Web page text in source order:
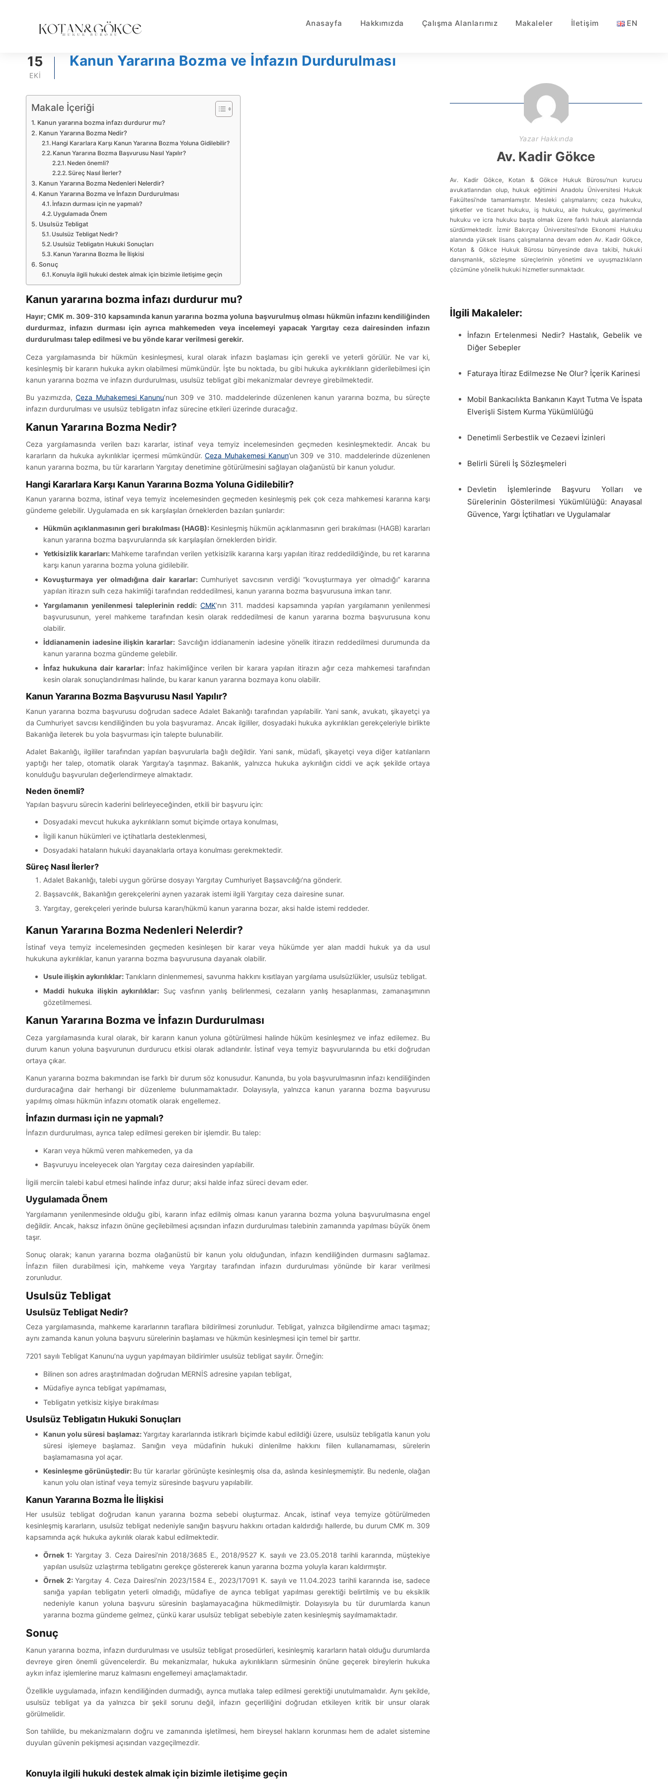
Anasayfa Hakkımızda Çalışma Alanlarımız Makaleler İletişim EN
15
EKI
Kanun Yararına Bozma ve İnfazın Durdurulması
Makale İçeriği
Kanun yararına bozma infazı durdurur mu?
Kanun Yararına Bozma Nedir?
Hangi Kararlara Karşı Kanun Yararına Bozma Yoluna Gidilebilir?
Kanun Yararına Bozma Başvurusu Nasıl Yapılır?
Neden önemli?
Süreç Nasıl İlerler?
Kanun Yararına Bozma Nedenleri Nelerdir?
Kanun Yararına Bozma ve İnfazın Durdurulması
İnfazın durması için ne yapmalı?
Uygulamada Önem
Usulsüz Tebligat
Usulsüz Tebligat Nedir?
Usulsüz Tebligatın Hukuki Sonuçları
Kanun Yararına Bozma İle İlişkisi
Sonuç
Konuyla ilgili hukuki destek almak için bizimle iletişime geçin
Kanun yararına bozma infazı durdurur mu?
Hayır; CMK m. 309-310 kapsamında kanun yararına bozma yoluna başvurulmuş olması hükmün infazını kendiliğinden
durdurmaz, infazın durması için ayrıca mahkemeden veya incelemeyi yapacak Yargıtay ceza dairesinden infazın
durdurulması talep edilmesi ve bu yönde karar verilmesi gerekir.
Ceza yargılamasında bir hükmün kesinleşmesi, kural olarak infazın başlaması için gerekli ve yeterli görülür. Ne var ki,
kesinleşmiş bir kararın hukuka aykırı olabilmesi mümkündür. İşte bu noktada, bu gibi hukuka aykırılıkların giderilebilmesi için
kanun yararına bozma ve infazın durdurulması, usulsüz tebligat gibi mekanizmalar devreye girebilmektedir.
Bu yazımızda,Ceza Muhakemesi Kanunu’nun 309 ve 310. maddelerinde düzenlenen kanun yararına bozma, bu süreçte
infazın durdurulması ve usulsüz tebligatın infaz sürecine etkileri üzerinde duracağız.
Kanun Yararına Bozma Nedir?
Ceza yargılamasında verilen bazı kararlar, istinaf veya temyiz incelemesinden geçmeden kesinleşmektedir. Ancak bu
kararların da hukuka aykırılıklar içermesi mümkündür.Ceza Muhakemesi Kanun’un 309 ve 310. maddelerinde düzenlenen
kanun yararına bozma, bu tür kararların Yargıtay denetimine götürülmesini sağlayan olağanüstü bir kanun yoludur.
Hangi Kararlara Karşı Kanun Yararına Bozma Yoluna Gidilebilir?
Kanun yararına bozma, istinaf veya temyiz incelemesinden geçmeden kesinleşmiş pek çok ceza mahkemesi kararına karşı
gündeme gelebilir. Uygulamada en sık karşılaşılan örneklerden bazıları şunlardır:
Hükmün açıklanmasının geri bırakılması (HAGB): Kesinleşmiş hükmün açıklanmasının geri bırakılması (HAGB) kararları
kanun yararına bozma başvurularında sık karşılaşılan örneklerden biridir.
Yetkisizlik kararları: Mahkeme tarafından verilen yetkisizlik kararına karşı yapılan itiraz reddedildiğinde, bu ret kararına
karşı kanun yararına bozma yoluna gidilebilir.
Kovuşturmaya yer olmadığına dair kararlar: Cumhuriyet savcısının verdiği “kovuşturmaya yer olmadığı” kararına
yapılan itirazın sulh ceza hakimliği tarafından reddedilmesi, kanun yararına bozma başvurusuna imkan tanır.
Yargılamanın yenilenmesi taleplerinin reddi: CMK’nın 311. maddesi kapsamında yapılan yargılamanın yenilenmesi
başvurusunun, yerel mahkeme tarafından kesin olarak reddedilmesi de kanun yararına bozma başvurusuna konu
olabilir.
İddianamenin iadesine ilişkin kararlar: Savcılığın iddianamenin iadesine yönelik itirazın reddedilmesi durumunda da
kanun yararına bozma gündeme gelebilir.
İnfaz hukukuna dair kararlar: İnfaz hakimliğince verilen bir karara yapılan itirazın ağır ceza mahkemesi tarafından
kesin olarak sonuçlandırılması halinde, bu karar kanun yararına bozmaya konu olabilir.
Kanun Yararına Bozma Başvurusu Nasıl Yapılır?
Kanun yararına bozma başvurusu doğrudan sadece Adalet Bakanlığı tarafından yapılabilir. Yani sanık, avukatı, şikayetçi ya
da Cumhuriyet savcısı kendiliğinden bu yola başvuramaz. Ancak ilgililer, dosyadaki hukuka aykırılıkları gerekçeleriyle birlikte
Bakanlığa ileterek bu yola başvurması için talepte bulunabilir.
Adalet Bakanlığı, ilgililer tarafından yapılan başvurularla bağlı değildir. Yani sanık, müdafi, şikayetçi veya diğer katılanların
yaptığı her talep, otomatik olarak Yargıtay’a taşınmaz. Bakanlık, yalnızca hukuka aykırılığın ciddi ve açık şekilde ortaya
konulduğu başvuruları değerlendirmeye almaktadır.
Neden önemli?
Yapılan başvuru sürecin kaderini belirleyeceğinden, etkili bir başvuru için:
Dosyadaki mevcut hukuka aykırılıkların somut biçimde ortaya konulması,
İlgili kanun hükümleri ve içtihatlarla desteklenmesi,
Dosyadaki hataların hukuki dayanaklarla ortaya konulması gerekmektedir.
Süreç Nasıl İlerler?
Adalet Bakanlığı, talebi uygun görürse dosyayı Yargıtay Cumhuriyet Başsavcılığı’na gönderir.
Başsavcılık, Bakanlığın gerekçelerini aynen yazarak istemi ilgili Yargıtay ceza dairesine sunar.
Yargıtay, gerekçeleri yerinde bulursa kararı/hükmü kanun yararına bozar, aksi halde istemi reddeder.
Kanun Yararına Bozma Nedenleri Nelerdir?
İstinaf veya temyiz incelemesinden geçmeden kesinleşen bir karar veya hükümde yer alan maddi hukuk ya da usul
hukukuna aykırılıklar, kanun yararına bozma başvurusuna dayanak olabilir.
Usule ilişkin aykırılıklar:Tanıkların dinlenmemesi, savunma hakkını kısıtlayan yargılama usulsüzlükler, usulsüz tebligat.
Maddi hukuka ilişkin aykırılıklar: Suç vasfının yanlış belirlenmesi, cezaların yanlış hesaplanması, zamanaşımının
gözetilmemesi.
Kanun Yararına Bozma ve İnfazın Durdurulması
Ceza yargılamasında kural olarak, bir kararın kanun yoluna götürülmesi halinde hüküm kesinleşmez ve infaz edilemez. Bu
durum kanun yoluna başvurunun durdurucu etkisi olarak adlandırılır. İstinaf veya temyiz başvurularında bu etki doğrudan
ortaya çıkar.
Kanun yararına bozma bakımından ise farklı bir durum söz konusudur. Kanunda, bu yola başvurulmasının infazı kendiliğinden
durduracağına dair herhangi bir düzenleme bulunmamaktadır. Dolayısıyla, yalnızca kanun yararına bozma başvurusu
yapılmış olması hükmün infazını otomatik olarak engellemez.
İnfazın durması için ne yapmalı?
İnfazın durdurulması, ayrıca talep edilmesi gereken bir işlemdir. Bu talep:
Kararı veya hükmü veren mahkemeden, ya da
Başvuruyu inceleyecek olan Yargıtay ceza dairesinden yapılabilir.
İlgili merciin talebi kabul etmesi halinde infaz durur; aksi halde infaz süreci devam eder.
Uygulamada Önem
Yargılamanın yenilenmesinde olduğu gibi, kararın infaz edilmiş olması kanun yararına bozma yoluna başvurulmasına engel
değildir. Ancak, haksız infazın önüne geçilebilmesi açısından infazın durdurulması talebinin zamanında yapılması büyük önem
taşır.
Sonuç olarak; kanun yararına bozma olağanüstü bir kanun yolu olduğundan, infazın kendiliğinden durmasını sağlamaz.
İnfazın fiilen durabilmesi için, mahkeme veya Yargıtay tarafından infazın durdurulması yönünde bir karar verilmesi
zorunludur.
Usulsüz Tebligat
Usulsüz Tebligat Nedir?
Ceza yargılamasında, mahkeme kararlarının taraflara bildirilmesi zorunludur. Tebligat, yalnızca bilgilendirme amacı taşımaz;
aynı zamanda kanun yoluna başvuru sürelerinin başlaması ve hükmün kesinleşmesi için temel bir şarttır.
7201 sayılı Tebligat Kanunu’na uygun yapılmayan bildirimler usulsüz tebligat sayılır. Örneğin:
Bilinen son adres araştırılmadan doğrudan MERNİS adresine yapılan tebligat,
Müdafiye ayrıca tebligat yapılmaması,
Tebligatın yetkisiz kişiye bırakılması
Usulsüz Tebligatın Hukuki Sonuçları
Kanun yolu süresi başlamaz:Yargıtay kararlarında istikrarlı biçimde kabul edildiği üzere, usulsüz tebligatla kanun yolu
süresi işlemeye başlamaz. Sanığın veya müdafinin hukuki dinlenilme hakkını fiilen kullanamaması, sürelerin
başlamamasına yol açar.
Kesinleşme görünüştedir: Bu tür kararlar görünüşte kesinleşmiş olsa da, aslında kesinleşmemiştir. Bu nedenle, olağan
kanun yolu olan istinaf veya temyiz süresinde başvuru yapılabilir.
Kanun Yararına Bozma İle İlişkisi
Her usulsüz tebligat doğrudan kanun yararına bozma sebebi oluşturmaz. Ancak, istinaf veya temyize götürülmeden
kesinleşmiş kararların, usulsüz tebligat nedeniyle sanığın başvuru hakkını ortadan kaldırdığı hallerde, bu durum CMK m. 309
kapsamında açık hukuka aykırılık olarak kabul edilmektedir.
Örnek 1: Yargıtay 3. Ceza Dairesi’nin 2018/3685 E., 2018/9527 K. sayılı ve 23.05.2018 tarihli kararında, müştekiye
yapılan usulsüz uzlaştırma tebligatını gerekçe göstererek kanun yararına bozma yoluyla kararı kaldırmıştır.
Örnek 2:Yargıtay 4. Ceza Dairesi’nin 2023/1584 E., 2023/17091 K. sayılı ve 11.04.2023 tarihli kararında ise, sadece
sanığa yapılan tebligatın yeterli olmadığı, müdafiye de ayrıca tebligat yapılması gerektiği belirtilmiş ve bu eksiklik
nedeniyle kanun yoluna başvuru süresinin başlamayacağına hükmedilmiştir. Dolayısıyla bu tür durumlarda kanun
yararına bozma gündeme gelmez, çünkü karar usulsüz tebligat sebebiyle zaten kesinleşmiş sayılmamaktadır.
Sonuç
Kanun yararına bozma, infazın durdurulması ve usulsüz tebligat prosedürleri, kesinleşmiş kararların hatalı olduğu durumlarda
devreye giren önemli güvencelerdir. Bu mekanizmalar, hukuka aykırılıkların sürmesinin önüne geçerek bireylerin hukuka
aykırı infaz işlemlerine maruz kalmasını engellemeyi amaçlamaktadır.
Özellikle uygulamada, infazın kendiliğinden durmadığı, ayrıca mutlaka talep edilmesi gerektiği unutulmamalıdır. Aynı şekilde,
usulsüz tebligat ya da yalnızca bir şekil sorunu değil, infazın geçerliliğini doğrudan etkileyen kritik bir unsur olarak
görülmelidir.
Son tahlilde, bu mekanizmaların doğru ve zamanında işletilmesi, hem bireysel hakların korunması hem de adalet sistemine
duyulan güvenin pekişmesi açısından vazgeçilmezdir.
Konuyla ilgili hukuki destek almak için bizimle iletişime geçin
Yazar Hakkında
Av. Kadir Gökce
Av. Kadir Gökce, Kotan & Gökce Hukuk Bürosu’nun kurucu
avukatlarından olup, hukuk eğitimini Anadolu Üniversitesi Hukuk
Fakültesi’nde tamamlamıştır. Mesleki çalışmalarını; ceza hukuku,
şirketler ve ticaret hukuku, iş hukuku, aile hukuku, gayrimenkul
hukuku ve icra hukuku başta olmak üzere farklı hukuk alanlarında
sürdürmektedir. İzmir Bakırçay Üniversitesi’nde Ekonomi Hukuku
alanında yüksek lisans çalışmalarına devam eden Av. Kadir Gökce,
Kotan & Gökce Hukuk Bürosu bünyesinde dava takibi, hukuki
danışmanlık, sözleşme süreçlerinin yönetimi ve uyuşmazlıkların
çözümüne yönelik hukuki hizmetler sunmaktadır.
İlgili Makaleler:
İnfazın Ertelenmesi Nedir? Hastalık, Gebelik ve
Diğer Sebepler
Faturaya İtiraz Edilmezse Ne Olur? İçerik Karinesi
Mobil Bankacılıkta Bankanın Kayıt Tutma Ve İspata
Elverişli Sistem Kurma Yükümlülüğü
Denetimli Serbestlik ve Cezaevi İzinleri
Belirli Süreli İş Sözleşmeleri
Devletin İşlemlerinde Başvuru Yolları ve
Sürelerinin Gösterilmesi Yükümlülüğü: Anayasal
Güvence, Yargı İçtihatları ve Uygulamalar
Kotan & Gökce Hukuk Bürosu –
Güvenilir, çözüm odaklı ve modern
Bireysel Hizmetler
İletişim Bilgileri
(+90) 536 682 73 06
No: 9/1, Avcılar Exclusive,